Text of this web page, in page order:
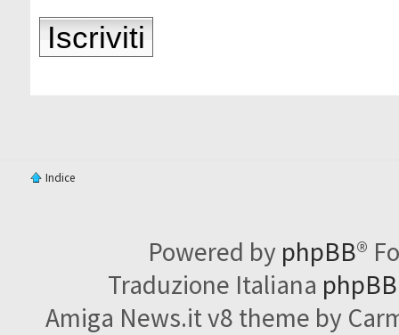
Iscriviti
Indice
Powered by phpBB®
Traduzione Italiana
Amiga News.it v8 theme by